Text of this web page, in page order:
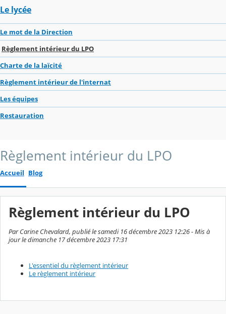
Le lycée
Le mot de la Direction
Règlement intérieur du LPO
Charte de la laïcité
Règlement intérieur de l'internat
Les équipes
Restauration
Règlement intérieur du LPO
Accueil Blog
Règlement intérieur du LPO
Par Carine Chevalard, publié le samedi 16 décembre 2023 12:26 - Mis à
jour le dimanche 17 décembre 2023 17:31
L'essentiel du règlement intérieur
Le règlement intérieur